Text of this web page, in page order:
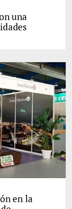
una
en la